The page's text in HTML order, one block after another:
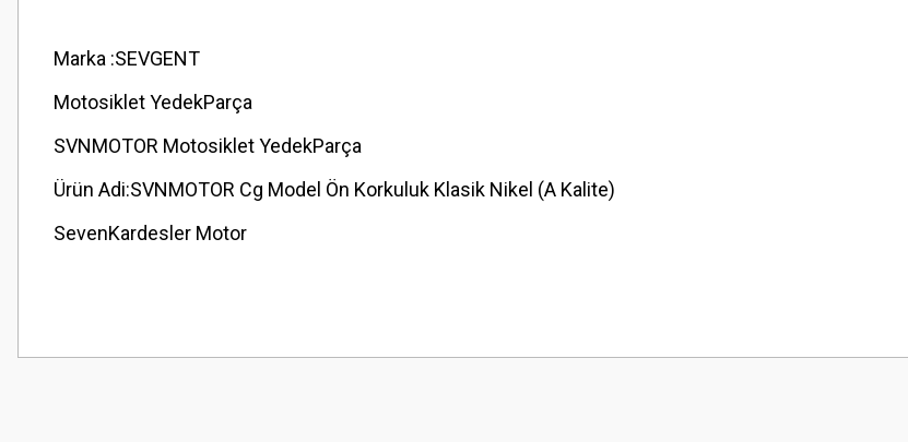
Marka :SEVGENT
Motosiklet YedekParça
SVNMOTOR Motosiklet YedekParça
Ürün Adi:SVNMOTOR Cg Model Ön Korkuluk Klasik Nikel (A Kalite)
SevenKardesler Motor
Görüş ve önerileriniz için teşekkür ederiz.